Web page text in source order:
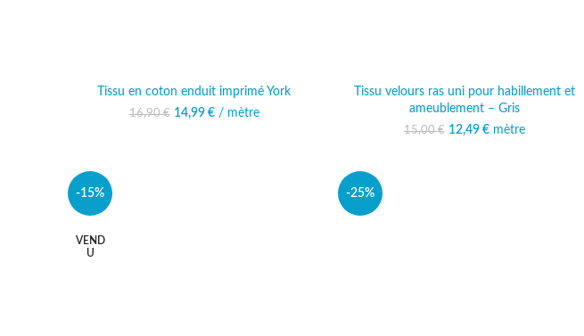
Tissu en coton enduit imprimé York
16,90€
Le prix initial était :
14,99 € Le prix actuel est :
/ mètre
Tissu velours ras uni pour habillement et
ameublement – Gris
15,00€
Le prix initial était :
12,49 € Le prix actuel est :
mètre
-15%
VEND
U
-25%